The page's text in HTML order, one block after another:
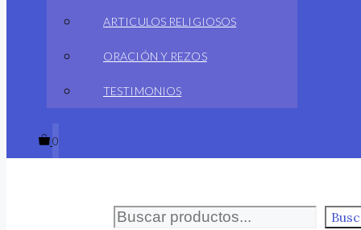
ARTICULOS RELIGIOSOS
ORACIÓN Y REZOS
TESTIMONIOS
0
Buscar